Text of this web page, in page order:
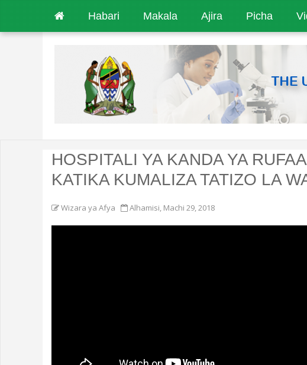
Habari Makala Ajira Picha
HOSPITALI YA KANDA YA
KATIKA KUMALIZA TATIZO LA
Wizara ya Afya Alhamisi, Machi 29, 2018